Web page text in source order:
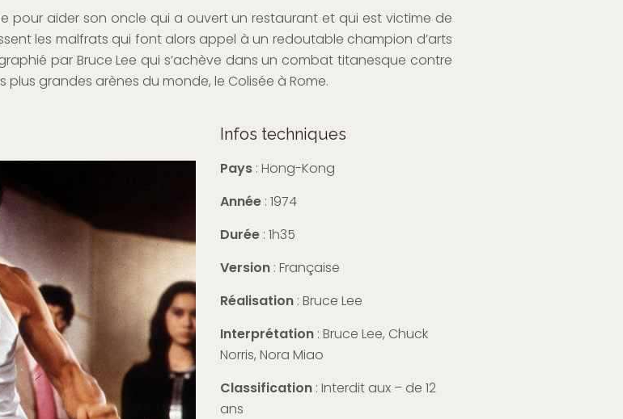
pour aider son oncle qui a ouvert un restaurant et qui est victime de
les malfrats qui font alors appel à un redoutable champion d’arts
par Bruce Lee qui s’achève dans un combat titanesque contre
grandes arènes du monde, le Colisée à Rome.
Infos techniques
Pays : Hong-Kong
Année : 1974
Durée: 1h35
Version : Française
Réalisation: Bruce Lee
Interprétation : Bruce Lee, Chuck
Norris, Nora Miao
Classification : Interdit aux – de 12
ans